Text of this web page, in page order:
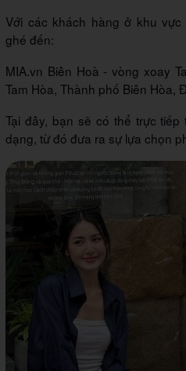
Với các khách hàng ở khu
ghé đến:
MIA.vn Biên Hoà - vòng xoay
Tam Hòa, Thành phố Biên Hòa,
Tại đây, bạn sẽ có thể trực
dạng, từ đó đưa ra sự lựa chọn